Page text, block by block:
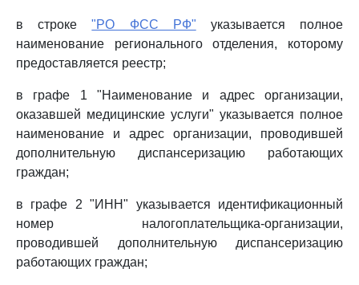
в строке"РО ФСС РФ" указывается полное
наименование регионального отделения, которому
предоставляется реестр;
в графе 1 "Наименование и адрес организации,
оказавшей медицинские услуги" указывается полное
наименование и адрес организации, проводившей
дополнительную диспансеризацию работающих
граждан;
в графе 2 "ИНН" указывается идентификационный
номер налогоплательщика-организации,
проводившей дополнительную диспансеризацию
работающих граждан;